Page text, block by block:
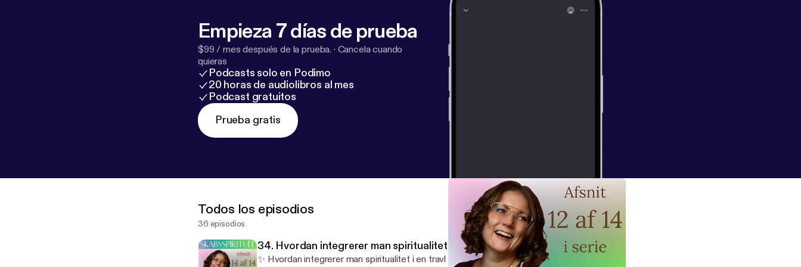
Empieza 7 días de prueba
$99 / mes después de la prueba. · Cancela cuando
quieras
Podcasts solo en Podimo
20 horas de audiolibros al mes
Podcast gratuitos
Prueba gratis
Todos los episodios
36 episodios
34. Hvordan integrerer man spiritualitet i en travl hverdag
✨ Hvordan integrerer man spiritualitet i en travl hverdag? Spiritualitet er ikke kun